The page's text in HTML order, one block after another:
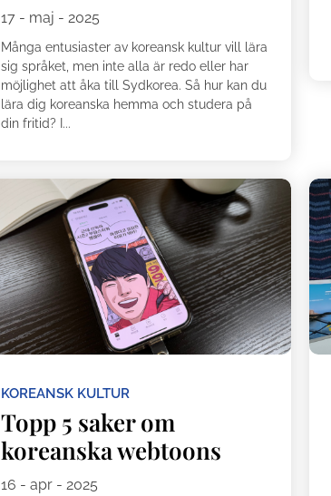
17 - maj - 2025
Många entusiaster av koreansk kultur vill lära
sig språket, men inte alla är redo eller har
möjlighet att åka till Sydkorea. Så hur kan du
lära dig koreanska hemma och studera på
din fritid? I...
KOREANSK KULTUR
Topp 5 saker om
koreanska webtoons
16 - apr - 2025